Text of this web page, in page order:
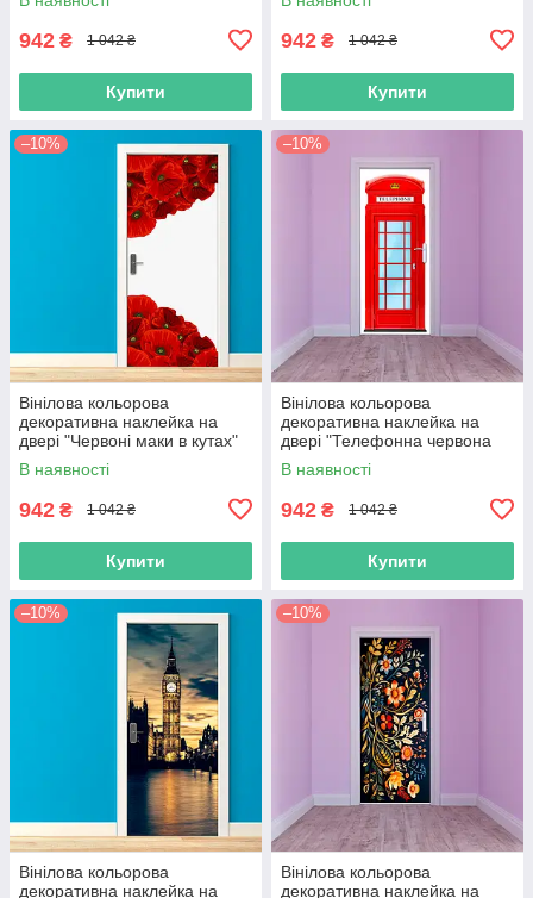
самоклейна з оракалу
942 ₴ 1 042 ₴
Купити
самоклейна з оракалу
942 ₴ 1 042 ₴
Купити
–10%
Вінілова кольорова
декоративна наклейка на
двері "Червоні маки в кутах"
самоклейна з оракалу
В наявності
942 ₴ 1 042 ₴
Купити
–10%
Вінілова кольорова
декоративна наклейка на
двері "Телефонна червона
будка Telephon" самоклейна
з оракалу
В наявності
942 ₴ 1 042 ₴
Купити
–10%
Вінілова кольорова
декоративна наклейка на
–10%
Вінілова кольорова
декоративна наклейка на